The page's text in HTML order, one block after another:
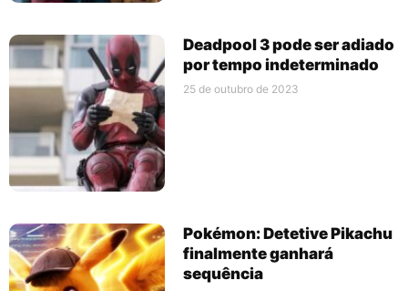
Deadpool 3 pode ser adiado
por tempo indeterminado
25 de outubro de 2023
Pokémon: Detetive Pikachu
finalmente ganhará
sequência